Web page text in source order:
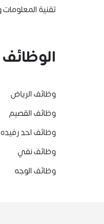
تقنية المعلومات
وظائف الرياض
وظائف القصيم
وظائف احد رفيده
وظائف نفي
وظائف الوجه